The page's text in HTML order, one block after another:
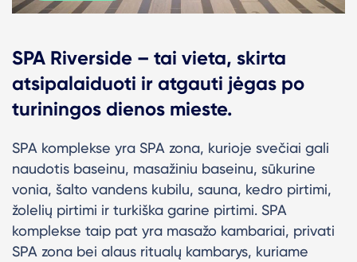
SPA Riverside – tai vieta, skirta
atsipalaiduoti ir atgauti jėgas po
turiningos dienos mieste.
SPA komplekse yra SPA zona, kurioje svečiai gali
naudotis baseinu, masažiniu baseinu, sūkurine
vonia, šalto vandens kubilu, sauna, kedro pirtimi,
žolelių pirtimi ir turkiška garine pirtimi. SPA
komplekse taip pat yra masažo kambariai, privati
SPA zona bei alaus ritualų kambarys, kuriame